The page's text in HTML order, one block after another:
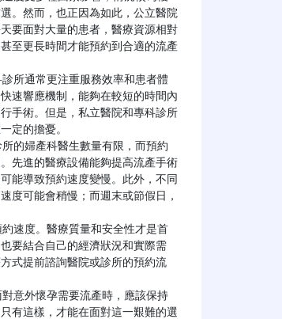
。然而，也正因為如此，公立醫院
要面對大量的患者，醫療資源相對
至更長時間才能預約到合適的流產
速響應機制，能夠在較短的時間內
手術。但是，私立醫院和專科診所
定的擔憂。
先進的醫療設備能夠提高流產手術
能導致預約速度變慢。此外，不同
度可能會稍慢；而週末或節假日，
要結合自己的經濟狀況和實際需
式提前諮詢醫院或診所的預約流
有這樣，才能在面對這一艱難的選